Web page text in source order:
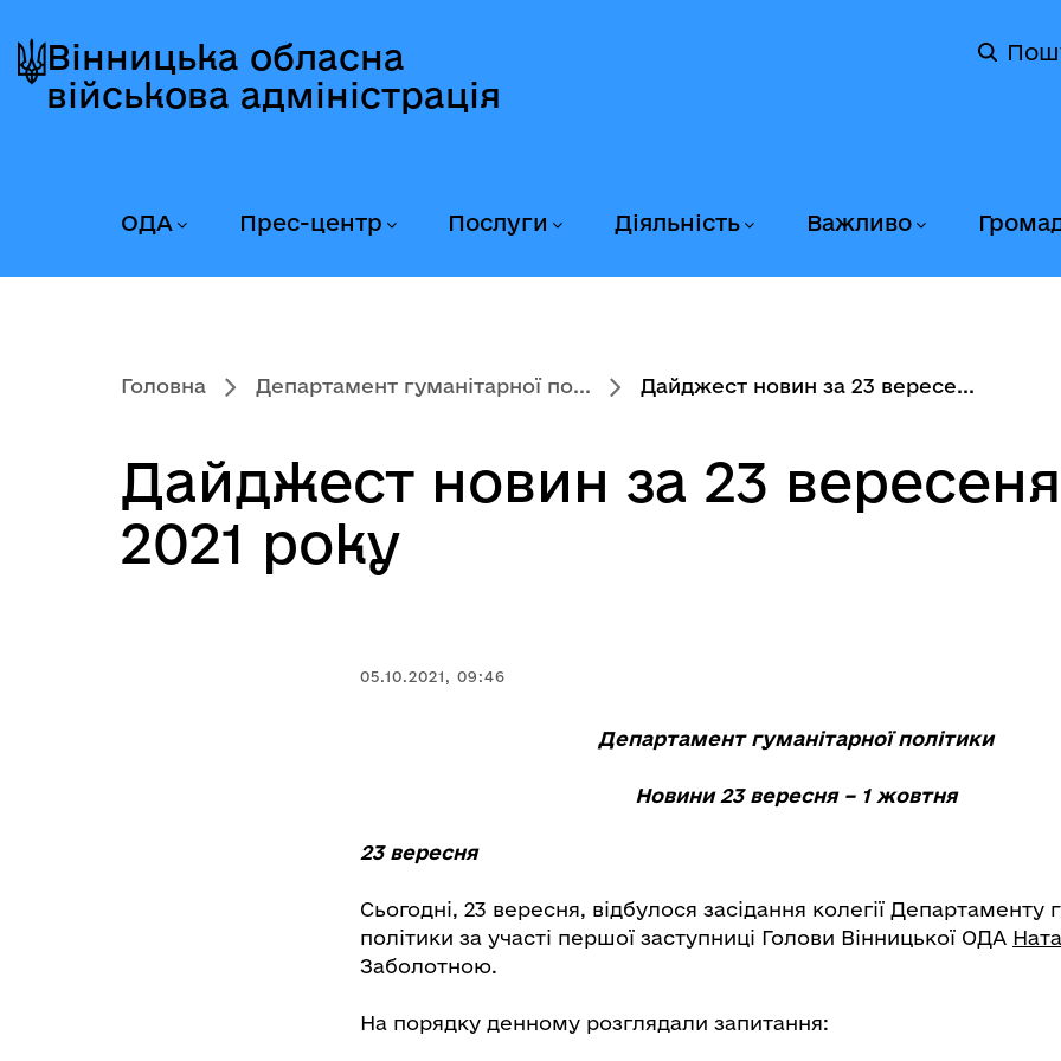
до
головного
до
головного
вмісту
до
головного
колонтитула
Вінницька обласна
військова адміністрація
ОДА Прес-центр Послуги Діяльність Важливо
Головна Департамент гуманітарної по... Дайджест новин за 23 вересе...
Дайджест новин за 23
2021 року
05.10.2021, 09:46
Департамент гуманітарної політики
Новини 23 вересня – 1 жовтня
23 вересня
Сьогодні, 23 вересня, відбулося засідання колегії Департаменту
політики за участі першої заступниці Голови Вінницької ОДА
Заболотною.
На порядку денному розглядали запитання: